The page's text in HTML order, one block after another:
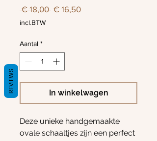
€ 18,00 Normale
€ 16,50Verkoopprijs
incl.BTW
Aantal *
In winkelwagen
Deze unieke handgemaakte
ovale schaaltjes zijn een perfect
REVIEWS